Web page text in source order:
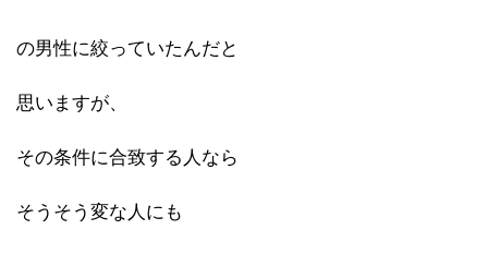
の男性に絞っていたんだと
思いますが、
その条件に合致する人なら
そうそう変な人にも